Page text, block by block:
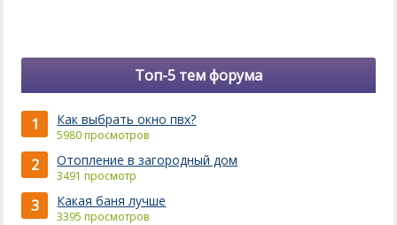
Топ-5 тем форума
1 Как выбрать окно пвх?
5980 просмотров
2 Отопление в загородный дом
3491 просмотр
3 Какая баня лучше
3395 просмотров